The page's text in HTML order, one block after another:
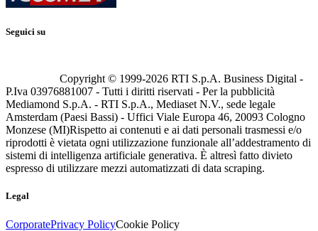
Seguici su
Copyright © 1999-2026 RTI S.p.A. Business Digital -
P.Iva 03976881007 - Tutti i diritti riservati - Per la pubblicità
Mediamond S.p.A. - RTI S.p.A., Mediaset N.V., sede legale
Amsterdam (Paesi Bassi) - Uffici Viale Europa 46, 20093 Cologno
Monzese (MI)Rispetto ai contenuti e ai dati personali trasmessi e/o
riprodotti è vietata ogni utilizzazione funzionale all’addestramento di
sistemi di intelligenza artificiale generativa. È altresì fatto divieto
espresso di utilizzare mezzi automatizzati di data scraping.
Legal
CorporatePrivacy PolicyCookie Policy